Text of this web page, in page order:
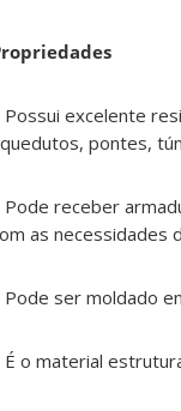
Possui excelente
pontes,
Pode receber
as necessidades
Pode ser moldado
É o material